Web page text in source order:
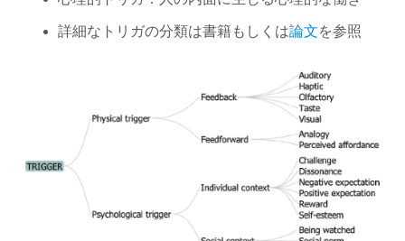
詳細なトリガの分類は書籍もしくは論文を参照